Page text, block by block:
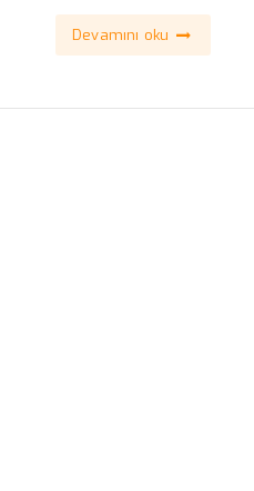
Devamını oku